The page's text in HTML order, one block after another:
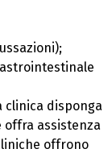
clinica disponga
offra assistenza
offrono